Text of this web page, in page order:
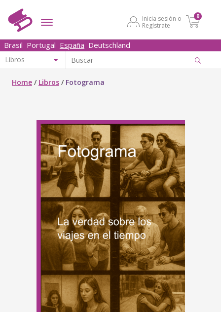
Inicia sesión o
Regístrate
0
Brasil Portugal España Deutschland
Home / Libros / Fotograma